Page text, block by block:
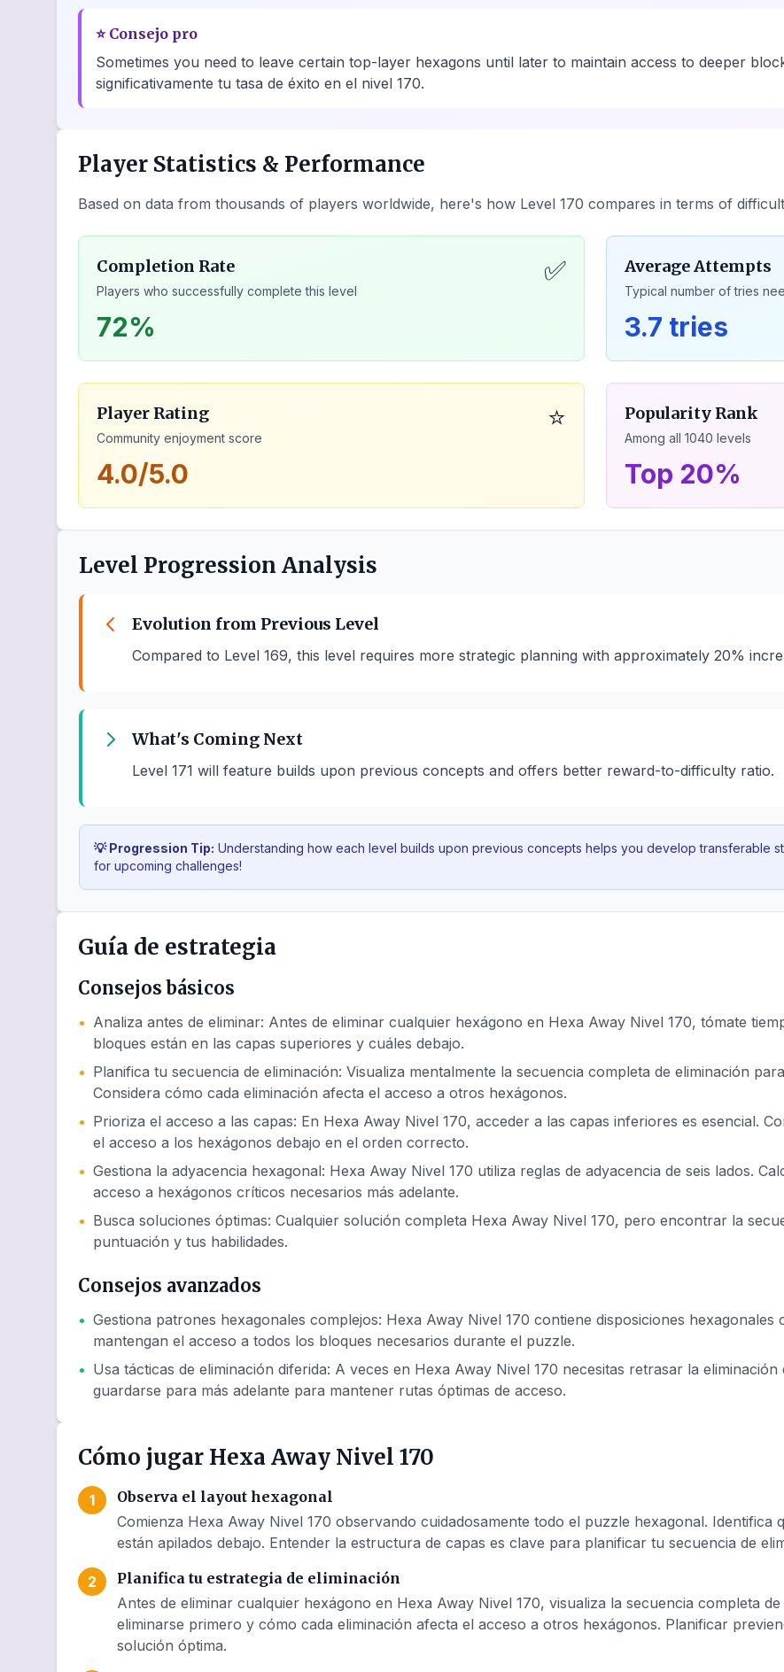
⭐ Consejo pro
Sometimes you need to leave certain top-layer hexagons until later to maintain access to deeper
significativamente tu tasa de éxito en el nivel 170.
Player Statistics & Performance
Based on data from thousands of players worldwide, here's how Level 170 compares in terms of
Completion Rate
Players who successfully complete this level
✅
72%
Average Attempts
Typical number of tries
3.7 tries
Player Rating
Community enjoyment score
⭐
4.0/5.0
Popularity Rank
Among all 1040 levels
Top 20%
Level Progression Analysis
Evolution from Previous Level
Compared to Level 169, this level requires more strategic planning with approximately 20%
What's Coming Next
Level 171 will feature builds upon previous concepts and offers better reward-to-difficulty ratio.
💡 Progression Tip: Understanding how each level builds upon previous concepts helps you develop transferable
for upcoming challenges!
Guía de estrategia
Consejos básicos
• Analiza antes de eliminar: Antes de eliminar cualquier hexágono en Hexa Away Nivel 170, tómate
bloques están en las capas superiores y cuáles debajo.
• Planifica tu secuencia de eliminación: Visualiza mentalmente la secuencia completa de eliminación
Considera cómo cada eliminación afecta el acceso a otros hexágonos.
• Prioriza el acceso a las capas: En Hexa Away Nivel 170, acceder a las capas inferiores es esencial.
el acceso a los hexágonos debajo en el orden correcto.
• Gestiona la adyacencia hexagonal: Hexa Away Nivel 170 utiliza reglas de adyacencia de seis lados.
acceso a hexágonos críticos necesarios más adelante.
• Busca soluciones óptimas: Cualquier solución completa Hexa Away Nivel 170, pero encontrar la
puntuación y tus habilidades.
Consejos avanzados
• Gestiona patrones hexagonales complejos: Hexa Away Nivel 170 contiene disposiciones hexagonales
mantengan el acceso a todos los bloques necesarios durante el puzzle.
• Usa tácticas de eliminación diferida: A veces en Hexa Away Nivel 170 necesitas retrasar la
guardarse para más adelante para mantener rutas óptimas de acceso.
Cómo jugar Hexa Away Nivel 170
1
Observa el layout hexagonal
Comienza Hexa Away Nivel 170 observando cuidadosamente todo el puzzle hexagonal.
están apilados debajo. Entender la estructura de capas es clave para planificar tu secuencia de
2
Planifica tu estrategia de eliminación
Antes de eliminar cualquier hexágono en Hexa Away Nivel 170, visualiza la secuencia completa
eliminarse primero y cómo cada eliminación afecta el acceso a otros hexágonos. Planificar
solución óptima.